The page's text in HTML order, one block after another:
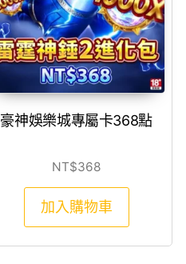
豪神娛樂城專屬卡368點
NT$368
加入購物車